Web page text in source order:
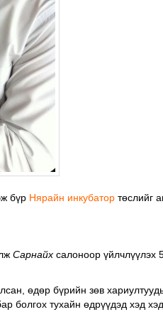
бүр Нярайн инкубатор төслийг
Сарнайх салоноор үйлчлүүлэх
өдөр бүрийн зөв
болгох тухайн өдрүүдэд хэд